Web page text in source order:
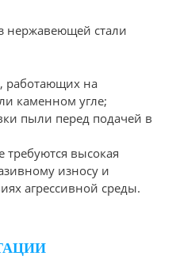
нержавеющей стали
работающих на
каменном угле;
пыли перед подачей в
требуются высокая
износу и
агрессивной среды.